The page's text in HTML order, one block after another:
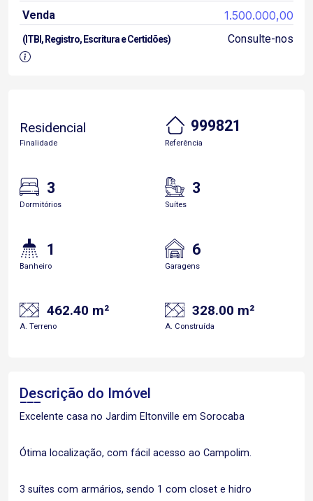
Venda 1.500.000,00
(ITBI, Registro, Escritura e Certidões) Consulte-nos
Residencial
Finalidade
999821
Referência
3
Dormitórios
3
Suítes
1
Banheiro
6
Garagens
462.40 m²
A. Terreno
328.00 m²
A. Construída
Descrição do Imóvel
Excelente casa no Jardim Eltonville em Sorocaba
Ótima localização, com fácil acesso ao Campolim.
3 suítes com armários, sendo 1 com closet e hidro